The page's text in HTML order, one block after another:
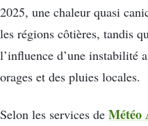
2025, une chaleur quasi
les régions côtières, tandis
l’influence d’une instabilité
orages et des pluies locales.
Selon les services de Météo